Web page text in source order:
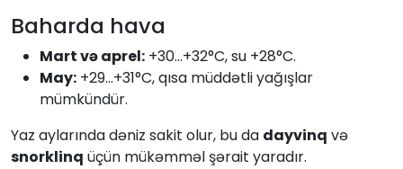
Baharda hava
Mart və aprel: +30...+32°C, su +28°C.
May: +29...+31°C, qısa müddətli yağışlar
mümkündür.
Yaz aylarında dəniz sakit olur, bu da dayvinq və
snorklinq üçün mükəmməl şərait yaradır.